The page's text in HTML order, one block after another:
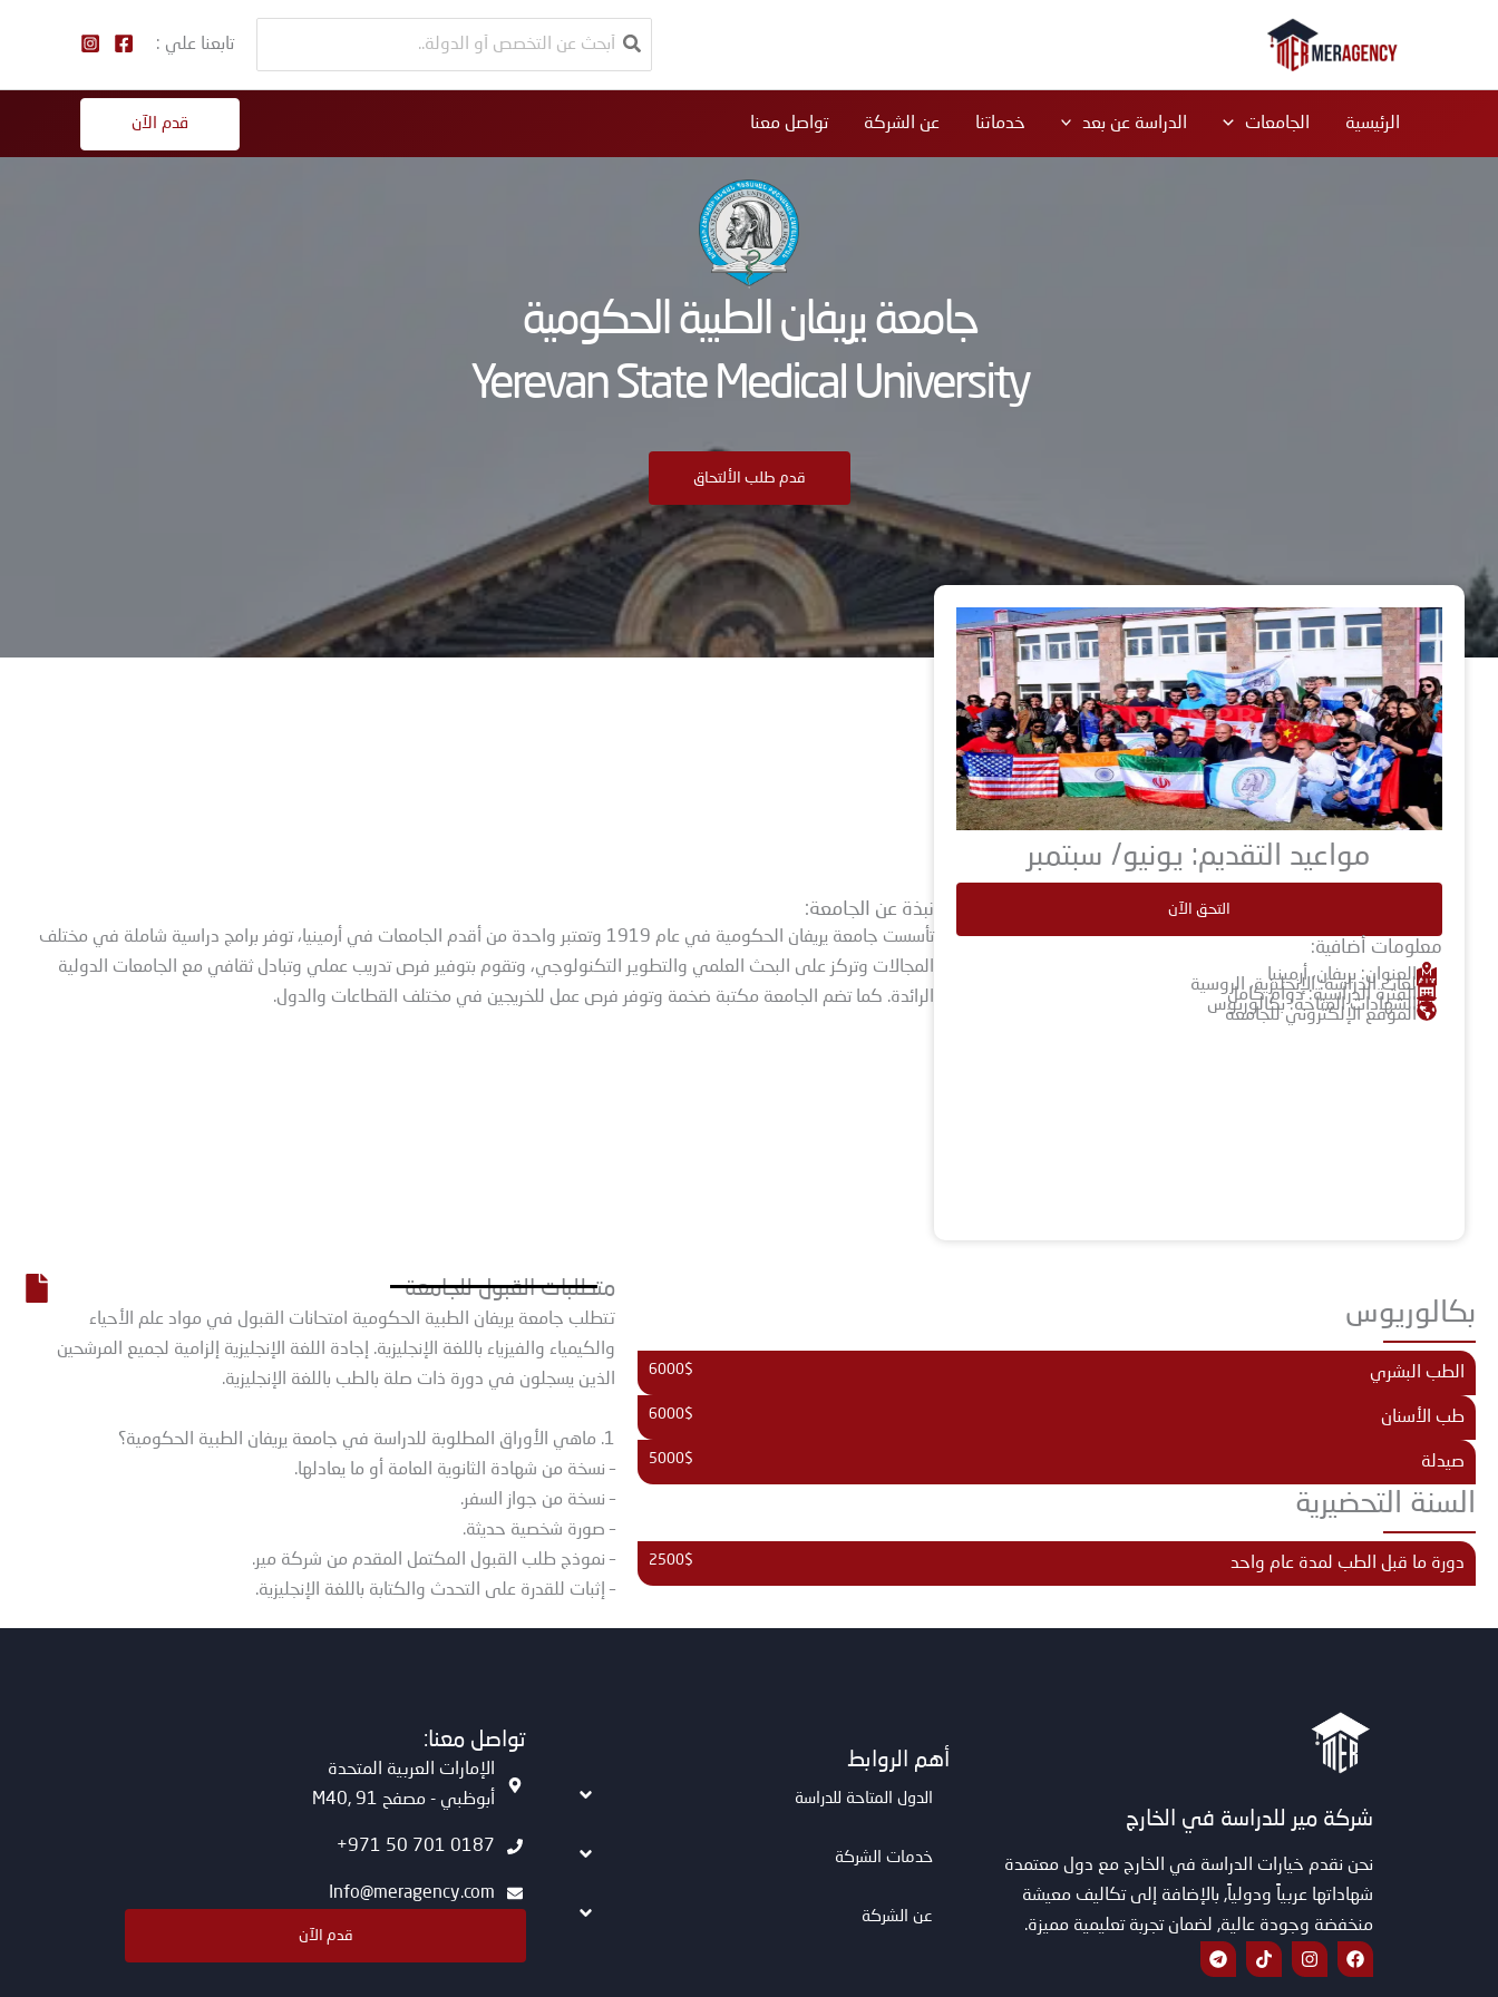
عن:
تابعنا علي :
الرئيسية الجامعات الدراسة عن بعد خدماتنا عن الشركة تواصل معنا قدم الآن
جامعة يريفان الطبية الحكومية
Yerevan State Medical University
قدم طلب الألتحاق
مواعيد التقديم: يونيو/ سبتمبر
التحق الآن
معلومات أضافية:
العنوان: يريفان، أرمينيا
لغات الدراسة: الإنجليزية، الروسية
الفترة الدراسية: دوام كامل
الشهادات المتاحة: بكالوريوس
الموقع الإلكتروني للجامعة
نبذة عن الجامعة:
تأسست جامعة يريفان الحكومية في عام 1919 وتعتبر واحدة من أقدم الجامعات في أرمينيا، توفر برامج دراسية شاملة في مختلف
المجالات وتركز على البحث العلمي والتطوير التكنولوجي، وتقوم بتوفير فرص تدريب عملي وتبادل ثقافي مع الجامعات الدولية
الرائدة. كما تضم الجامعة مكتبة ضخمة وتوفر فرص عمل للخريجين في مختلف القطاعات والدول.
متطلبات القبول للجامعة
تتطلب جامعة يريفان الطبية الحكومية امتحانات القبول في مواد علم الأحياء
والكيمياء والفيزياء باللغة الإنجليزية. إجادة اللغة الإنجليزية إلزامية لجميع المرشحين
الذين يسجلون في دورة ذات صلة بالطب باللغة الإنجليزية.
1. ماهي الأوراق المطلوبة للدراسة في جامعة يريفان الطبية الحكومية؟
– نسخة من شهادة الثانوية العامة أو ما يعادلها.
– نسخة من جواز السفر.
– صورة شخصية حديثة.
– نموذج طلب القبول المكتمل المقدم من شركة مير.
– إثبات للقدرة على التحدث والكتابة باللغة الإنجليزية.
بكالوريوس
الطب البشري 6000$
طب الأسنان 6000$
صيدلة 5000$
السنة التحضيرية
دورة ما قبل الطب لمدة عام واحد 2500$
شركة مير للدراسة في الخارج
نحن نقدم خيارات الدراسة في الخارج مع دول معتمدة
شهاداتها عربياً ودولياً, بالإضافة إلى تكاليف معيشة
منخفضة وجودة عالية, لضمان تجربة تعليمية مميزة.
F
a
I
n
T
i
T
e
أهم الروابط
الدول المتاحة للدراسة
خدمات الشركة
عن الشركة
تواصل معنا:
الإمارات العربية المتحدة
أبوظبي - مصفح M40, 91
0187 701 50 971+
Info@meragency.com
قدم الآن